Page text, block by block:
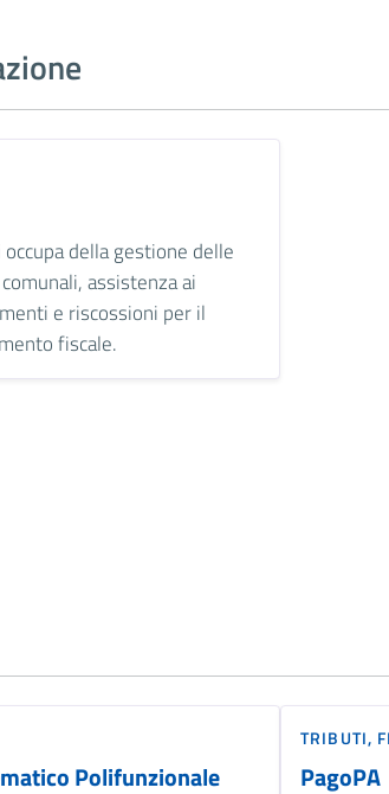
della gestione delle
assistenza ai
e riscossioni per il
fiscale.
Polifunzionale
TRIBUTI,
PagoPA